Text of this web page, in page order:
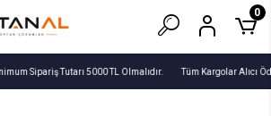
Sipariş Tutarı 5000 TL Olmalıdır. Tüm Kargolar Alıcı
0